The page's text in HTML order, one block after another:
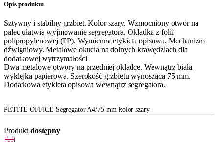
Opis produktu
Sztywny i stabilny grzbiet. Kolor szary. Wzmocniony otwór na
palec ułatwia wyjmowanie segregatora. Okładka z folii
polipropylenowej (PP). Wymienna etykieta opisowa. Mechanizm
dźwigniowy. Metalowe okucia na dolnych krawędziach dla
dodatkowej wytrzymałości.
Dwa metalowe otwory na przedniej okładce. Wewnątrz biała
wyklejka papierowa. Szerokość grzbietu wynosząca 75 mm.
Dodatkowa etykieta opisowa wewnątrz segregatora.
PETITE OFFICE Segregator A4/75 mm kolor szary
Produkt dostępny